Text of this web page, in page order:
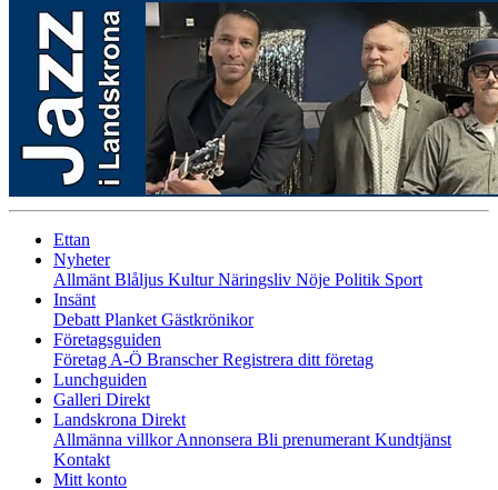
Ettan
Nyheter
Allmänt Blåljus KulturNäringsliv Nöje Politik Sport
Insänt
Debatt Planket Gästkrönikor
Företagsguiden
Företag A-Ö BranscherRegistrera ditt företag
Lunchguiden
Galleri Direkt
Landskrona Direkt
Allmänna villkorAnnonsera Bli prenumerant Kundtjänst
Kontakt
Mitt konto